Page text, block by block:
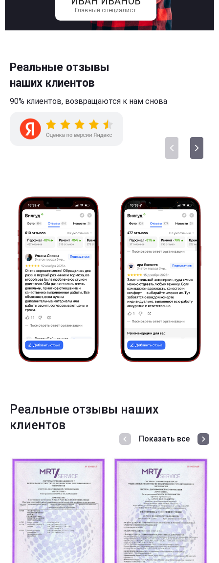
Главный специалист
Реальные отзывы
наших клиентов
90% клиентов, возвращаются к нам снова
Реальные отзывы наших
клиентов
Показать все